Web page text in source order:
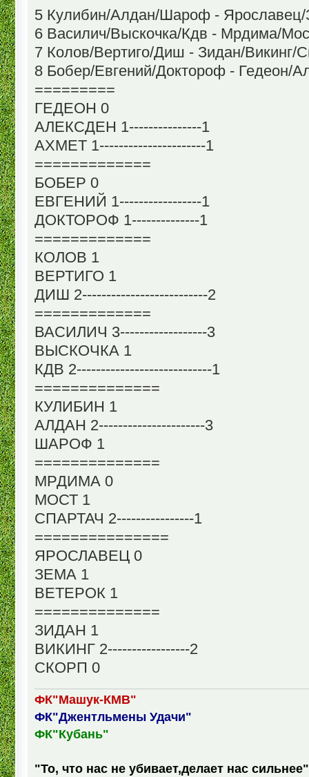
5 Кулибин/Алдан/Шароф - Ярославец/
6 Василич/Выскочка/Кдв - Мрдима/
7 Колов/Вертиго/Диш - Зидан/Викинг/
8 Бобер/Евгений/Доктороф - Гедеон/
=========
ГЕДЕОН 0
АЛЕКСДЕН 1---------------1
АХМЕТ 1----------------------1
=============
БОБЕР 0
ЕВГЕНИЙ 1-----------------1
ДОКТОРОФ 1--------------1
=============
КОЛОВ 1
ВЕРТИГО 1
ДИШ 2--------------------------2
=============
ВАСИЛИЧ 3------------------3
ВЫСКОЧКА 1
КДВ 2----------------------------1
==============
КУЛИБИН 1
АЛДАН 2----------------------3
ШАРОФ 1
==============
МРДИМА 0
МОСТ 1
СПАРТАЧ 2----------------1
===============
ЯРОСЛАВЕЦ 0
ЗЕМА 1
ВЕТЕРОК 1
==============
ЗИДАН 1
ВИКИНГ 2-----------------2
СКОРП 0
ФК"Машук-КМВ"
ФК"Джентльмены Удачи"
ФК"Кубань"
"То, что нас не убивает,делает нас сильнее"